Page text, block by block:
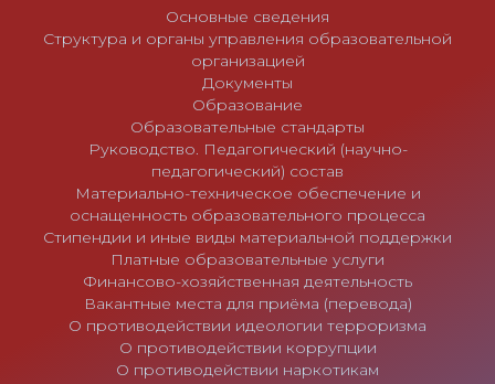
Основные сведения
Структура и органы управления образовательной
организацией
Документы
Образование
Образовательные стандарты
Руководство. Педагогический (научно-
педагогический) состав
Материально-техническое обеспечение и
оснащенность образовательного процесса
Стипендии и иные виды материальной поддержки
Платные образовательные услуги
Финансово-хозяйственная деятельность
Вакантные места для приёма (перевода)
О противодействии идеологии терроризма
О противодействии коррупции
О противодействии наркотикам